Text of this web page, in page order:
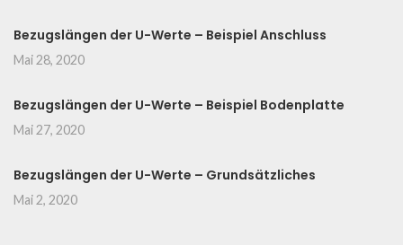
Bezugslängen der U-Werte – Beispiel Anschluss
Mai 28, 2020
Bezugslängen der U-Werte – Beispiel Bodenplatte
Mai 27, 2020
Bezugslängen der U-Werte – Grundsätzliches
Mai 2, 2020